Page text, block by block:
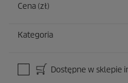
Cena (zł)
Kategoria
Dostępne w sklepie